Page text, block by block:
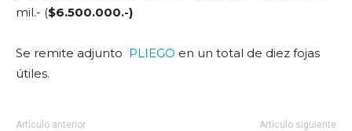
mil.- ($6.500.000.-)
Se remite adjunto PLIEGO en un total de diez fojas
útiles.
Artículo anterior Artículo siguiente